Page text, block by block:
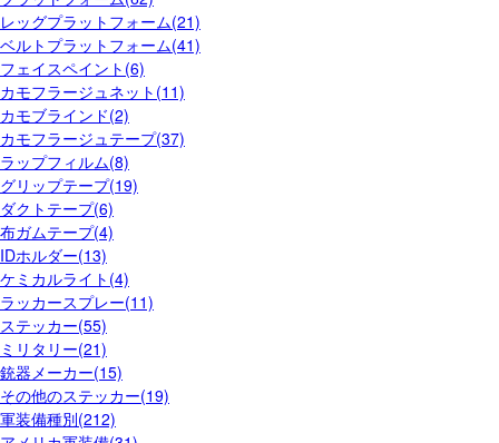
レッグプラットフォーム(21)
ベルトプラットフォーム(41)
フェイスペイント(6)
カモフラージュネット(11)
カモブラインド(2)
カモフラージュテープ(37)
ラップフィルム(8)
グリップテープ(19)
ダクトテープ(6)
布ガムテープ(4)
IDホルダー(13)
ケミカルライト(4)
ラッカースプレー(11)
ステッカー(55)
ミリタリー(21)
銃器メーカー(15)
その他のステッカー(19)
軍装備種別(212)